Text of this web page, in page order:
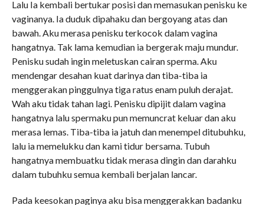
Lalu Ia kembali bertukar posisi dan memasukan penisku ke
vaginanya. Ia duduk dipahaku dan bergoyang atas dan
bawah. Aku merasa penisku terkocok dalam vagina
hangatnya. Tak lama kemudian ia bergerak maju mundur.
Penisku sudah ingin meletuskan cairan sperma. Aku
mendengar desahan kuat darinya dan tiba-tiba ia
menggerakan pinggulnya tiga ratus enam puluh derajat.
Wah aku tidak tahan lagi. Penisku dipijit dalam vagina
hangatnya lalu spermaku pun memuncrat keluar dan aku
merasa lemas. Tiba-tiba ia jatuh dan menempel ditubuhku,
lalu ia memelukku dan kami tidur bersama. Tubuh
hangatnya membuatku tidak merasa dingin dan darahku
dalam tubuhku semua kembali berjalan lancar.
Pada keesokan paginya aku bisa menggerakkan badanku